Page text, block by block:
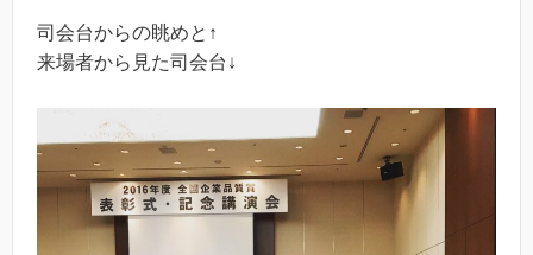
司会台からの眺めと↑
来場者から見た司会台↓